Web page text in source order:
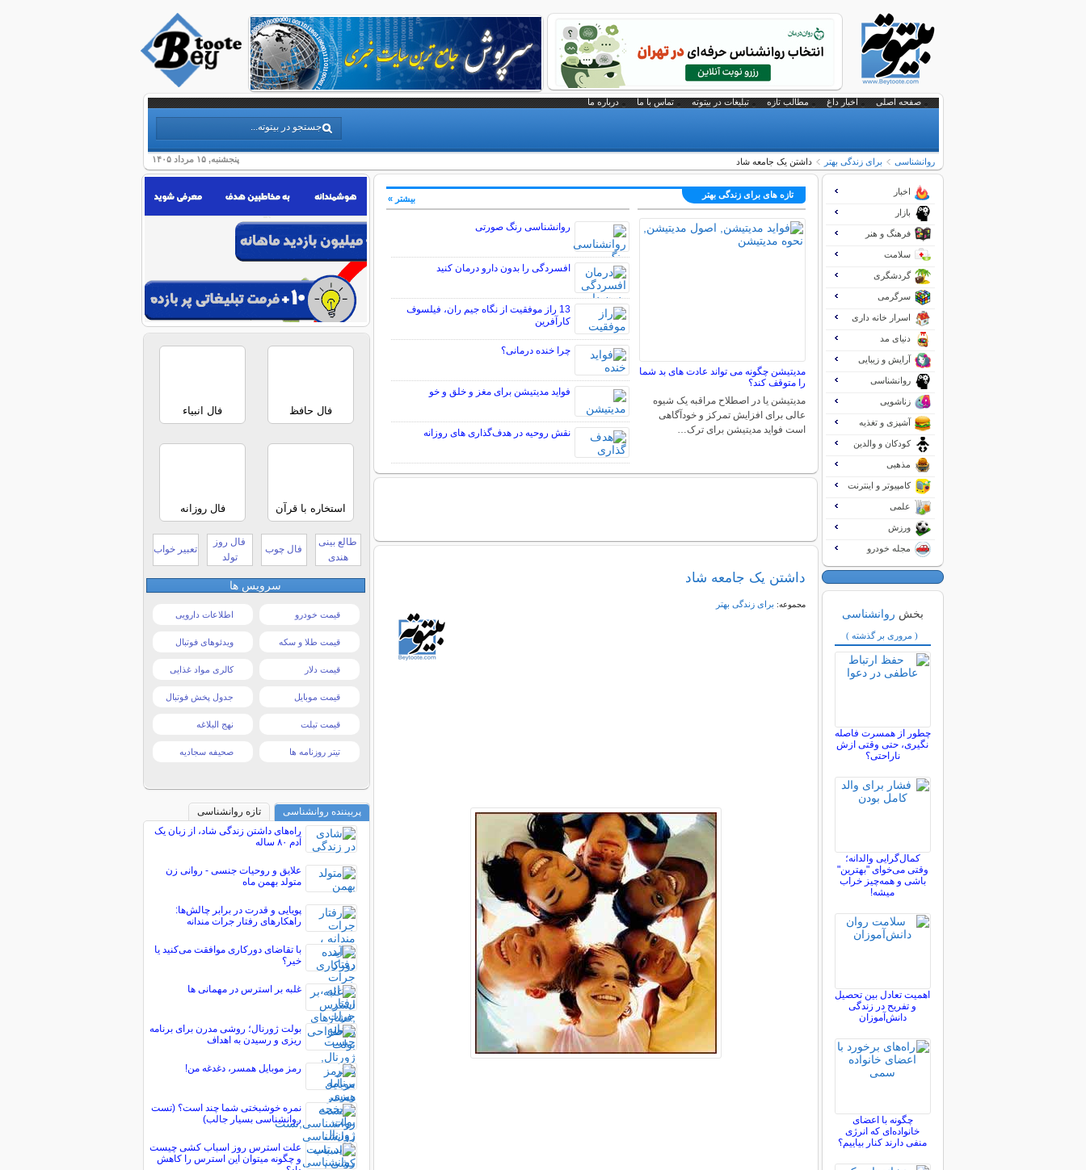
صفحه اصلی اخبار داغ مطالب تازه تبلیغات در بیتوته تماس با ما درباره ما
پنجشنبه, ۱۵ مرداد ۱۴۰۵ روانشناسی برای زندگی بهتر داشتن یک جامعه شاد
تازه های برای زندگی بهتر
مدیتیشن چگونه می تواند عادت های بد شما
را متوقف کند؟
مدیتیشن یا در اصطلاح مراقبه یک شیوه
عالی برای افزایش تمرکز و خودآگاهی
است فواید مدیتیشن برای ترک…
روانشناسی رنگ صورتی
افسردگی را بدون دارو درمان کنید
13 راز موفقیت از نگاه جیم ران، فیلسوف
کارآفرین
چرا خنده درمانی؟
فواید مدیتیشن برای مغز و خلق و خو
نقش روحیه در هدف‌گذاری‌ های روزانه
بیشتر »
داشتن یک جامعه شاد
مجموعه: برای زندگی بهتر
اخبار
بازار
فرهنگ و هنر
سلامت
گردشگری
سرگرمی
اسرار خانه داری
دنیای مد
آرایش و زیبایی
روانشناسی
زناشویی
آشپزی و تغذیه
کودکان و والدین
مذهبی
کامپیوتر و اینترنت
علمی
ورزش
مجله خودرو
بخش روانشناسی
( مروری بر گذشته )
چطور از همسرت فاصله
نگيری، حتی وقتی ازش
ناراحتی؟
کمال‌گرایی والدانه؛
وقتی می‌خوای "بهترین"
باشی و همه‌چیز خراب
میشه!
اهمیت تعادل بین تحصیل
و تفریح در زندگی
دانش‌آموزان
چگونه با اعضای
خانواده‌ای که انرژی
منفی دارند کنار بیاییم؟
فال حافظ فال انبیاء
استخاره با قرآن فال روزانه
طالع بینی
هندی
فال چوب
فال روز
تولد
تعبیر خواب
سرویس ها
قیمت خودرو اطلاعات دارویی
قیمت طلا و سکه ویدئوهای فوتبال
قیمت دلار کالری مواد غذایی
قیمت موبایل جدول پخش فوتبال
قیمت تبلت نهج البلاغه
تیتر روزنامه ها صحیفه سجادیه
پربیننده روانشناسی
تازه روانشناسی
راه‌های داشتن زندگی شاد، از زبان یک
آدم ۸۰ ساله
علایق و روحیات جنسی - روانی زن
متولد بهمن ماه
پویایی و قدرت در برابر چالش‌ها:
راهکارهای رفتار جرات مندانه
با تقاضای دورکاری موافقت می‌کنید یا
خیر؟
غلبه بر استرس در مهمانی ها
بولت ژورنال؛ روشی مدرن برای برنامه
ریزی و رسیدن به اهداف
رمز موبایل همسر، دغدغه من!
نمره خوشبختی شما چند است؟ (تست
روانشناسی بسیار جالب)
علت استرس روز اسباب کشی چیست
و چگونه میتوان این استرس را کاهش